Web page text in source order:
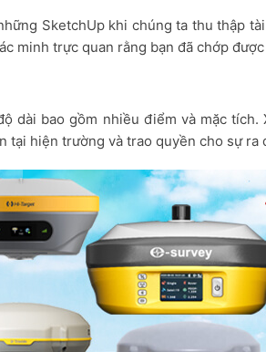
SketchUp khi chúng ta thu thập
minh trực quan rằng bạn đã chớp
dài bao gồm nhiều điểm và mặc
tại hiện trường và trao quyền cho sự